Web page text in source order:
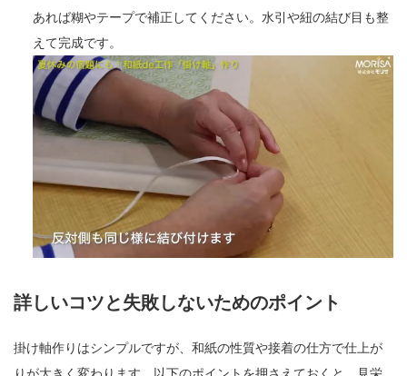
あれば糊やテープで補正してください。水引や紐の結び目も整
えて完成です。
詳しいコツと失敗しないためのポイント
掛け軸作りはシンプルですが、和紙の性質や接着の仕方で仕上が